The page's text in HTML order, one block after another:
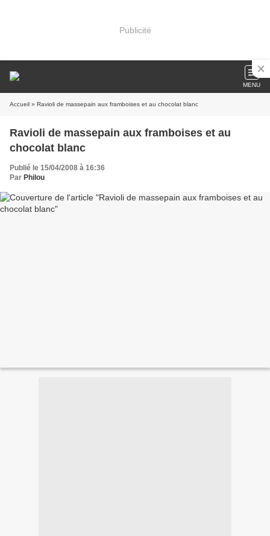
Publicité
MENU
Accueil » Ravioli de massepain aux framboises et au chocolat blanc
Ravioli de massepain aux framboises et au
chocolat blanc
Publié le 15/04/2008 à 16:36
Par Philou